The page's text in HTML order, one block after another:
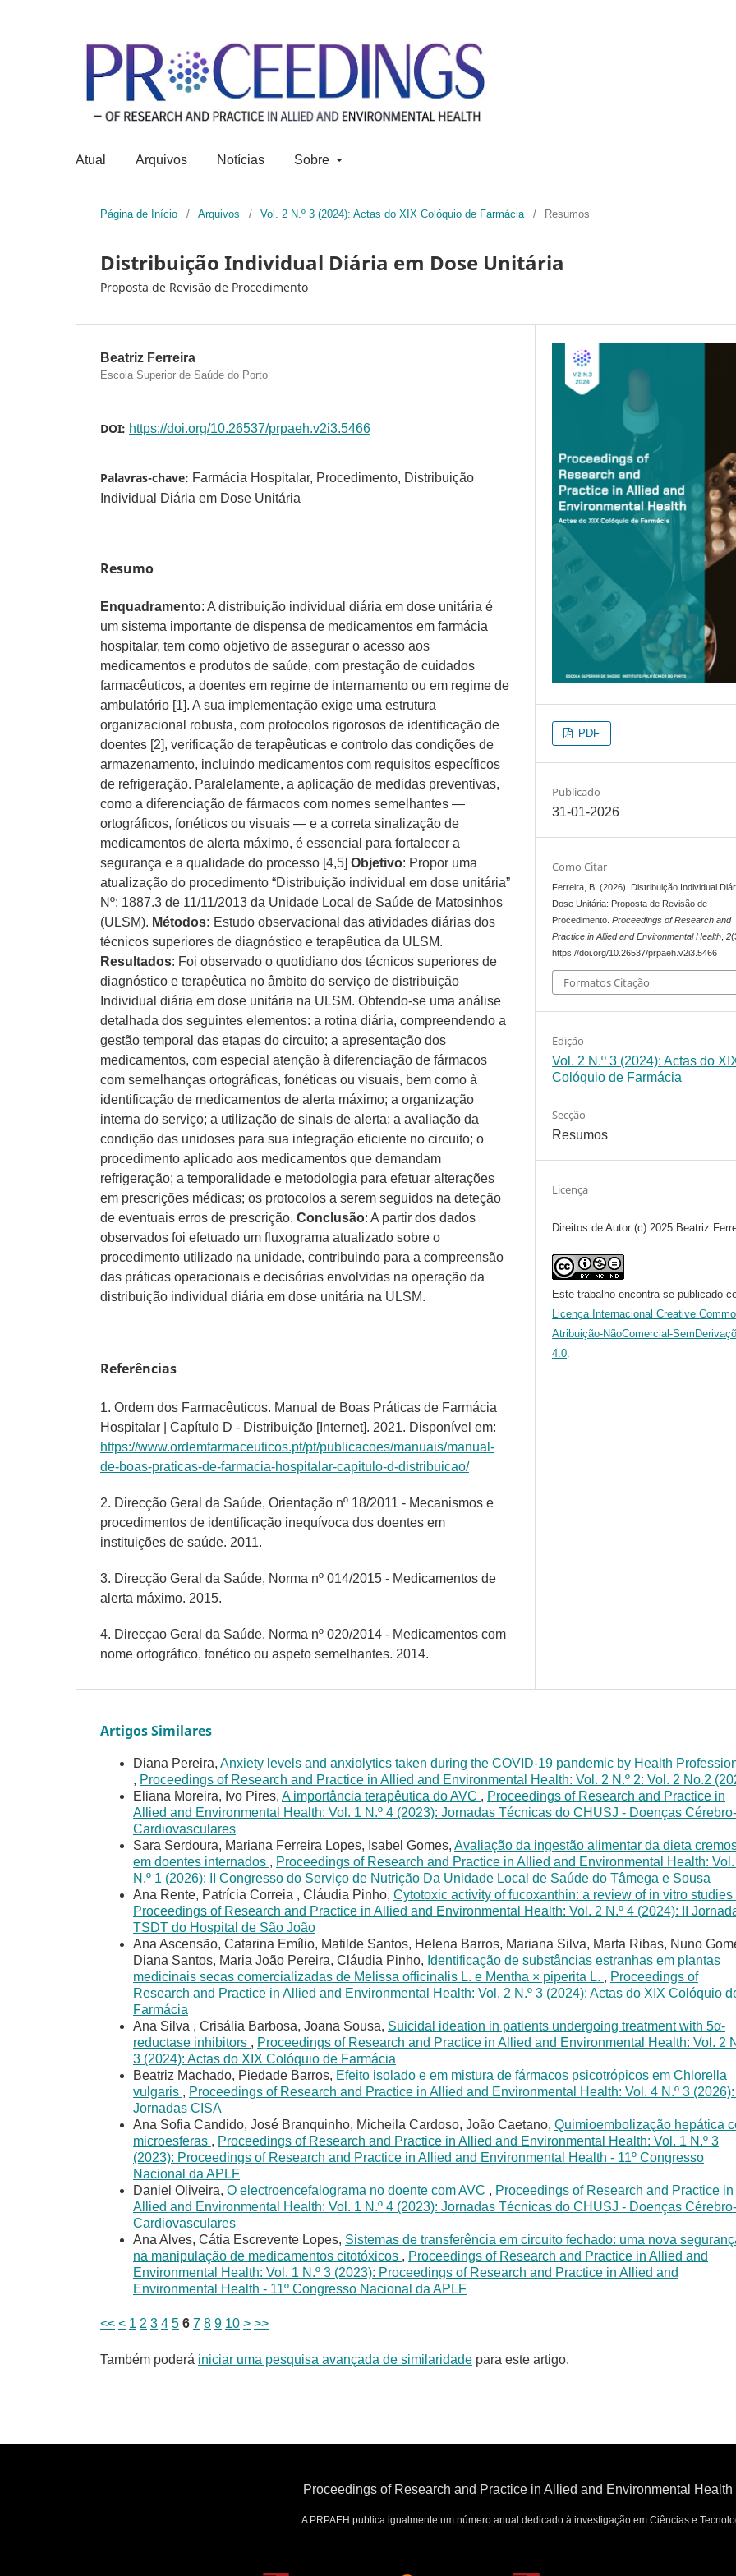
Atual Arquivos Notícias Sobre
Página de Início / Arquivos / Vol. 2 N.º 3 (2024): Actas do XIX Colóquio de Farmácia / Resumos
Distribuição Individual Diária em Dose Unitária
Proposta de Revisão de Procedimento
Beatriz Ferreira
Escola Superior de Saúde do Porto
DOI: https://doi.org/10.26537/prpaeh.v2i3.5466
Palavras-chave: Farmácia Hospitalar, Procedimento, Distribuição
Individual Diária em Dose Unitária
Resumo
Enquadramento: A distribuição individual diária em dose unitária é
um sistema importante de dispensa de medicamentos em farmácia
hospitalar, tem como objetivo de assegurar o acesso aos
medicamentos e produtos de saúde, com prestação de cuidados
farmacêuticos, a doentes em regime de internamento ou em regime de
ambulatório [1]. A sua implementação exige uma estrutura
organizacional robusta, com protocolos rigorosos de identificação de
doentes [2], verificação de terapêuticas e controlo das condições de
armazenamento, incluindo medicamentos com requisitos específicos
de refrigeração. Paralelamente, a aplicação de medidas preventivas,
como a diferenciação de fármacos com nomes semelhantes —
ortográficos, fonéticos ou visuais — e a correta sinalização de
medicamentos de alerta máximo, é essencial para fortalecer a
segurança e a qualidade do processo [4,5] Objetivo: Propor uma
atualização do procedimento “Distribuição individual em dose unitária”
Nº: 1887.3 de 11/11/2013 da Unidade Local de Saúde de Matosinhos
(ULSM). Métodos: Estudo observacional das atividades diárias dos
técnicos superiores de diagnóstico e terapêutica da ULSM.
Resultados: Foi observado o quotidiano dos técnicos superiores de
diagnóstico e terapêutica no âmbito do serviço de distribuição
Individual diária em dose unitária na ULSM. Obtendo-se uma análise
detalhada dos seguintes elementos: a rotina diária, compreendendo a
gestão temporal das etapas do circuito; a apresentação dos
medicamentos, com especial atenção à diferenciação de fármacos
com semelhanças ortográficas, fonéticas ou visuais, bem como à
identificação de medicamentos de alerta máximo; a organização
interna do serviço; a utilização de sinais de alerta; a avaliação da
condição das unidoses para sua integração eficiente no circuito; o
procedimento aplicado aos medicamentos que demandam
refrigeração; a temporalidade e metodologia para efetuar alterações
em prescrições médicas; os protocolos a serem seguidos na deteção
de eventuais erros de prescrição. Conclusão: A partir dos dados
observados foi efetuado um fluxograma atualizado sobre o
procedimento utilizado na unidade, contribuindo para a compreensão
das práticas operacionais e decisórias envolvidas na operação da
distribuição individual diária em dose unitária na ULSM.
Referências
1. Ordem dos Farmacêuticos. Manual de Boas Práticas de Farmácia
Hospitalar | Capítulo D - Distribuição [Internet]. 2021. Disponível em:
https://www.ordemfarmaceuticos.pt/pt/publicacoes/manuais/manual-
de-boas-praticas-de-farmacia-hospitalar-capitulo-d-distribuicao/
2. Direcção Geral da Saúde, Orientação nº 18/2011 - Mecanismos e
procedimentos de identificação inequívoca dos doentes em
instituições de saúde. 2011.
3. Direcção Geral da Saúde, Norma nº 014/2015 - Medicamentos de
alerta máximo. 2015.
4. Direcçao Geral da Saúde, Norma nº 020/2014 - Medicamentos com
nome ortográfico, fonético ou aspeto semelhantes. 2014.
PDF
Publicado
31-01-2026
Como Citar
Ferreira, B. (2026). Distribuição Individual
Dose Unitária: Proposta de Revisão de
Procedimento.Proceedings of Research and
Practice in Allied and Environmental Health ,2
https://doi.org/10.26537/prpaeh.v2i3.5466
Formatos Citação
Edição
Vol. 2 N.º 3 (2024): Actas do
Colóquio de Farmácia
Secção
Resumos
Licença
Direitos de Autor (c) 2025 Beatriz
Este trabalho encontra-se publicado
Licença Internacional Creative
Atribuição-NãoComercial-
4.0
Artigos Similares
Diana Pereira, Anxiety levels and anxiolytics taken during the COVID-19 pandemic by Health
, Proceedings of Research and Practice in Allied and Environmental Health: Vol. 2 N.º 2: Vol. 2 No.2
Eliana Moreira, Ivo Pires, A importância terapêutica do AVC , Proceedings of Research and Practice in
Allied and Environmental Health: Vol. 1 N.º 4 (2023): Jornadas Técnicas do CHUSJ - Doenças Cérebro-
Cardiovasculares
Sara Serdoura, Mariana Ferreira Lopes, Isabel Gomes, Avaliação da ingestão alimentar da dieta
em doentes internados , Proceedings of Research and Practice in Allied and Environmental Health:
N.º 1 (2026): II Congresso do Serviço de Nutrição Da Unidade Local de Saúde do Tâmega e Sousa
Ana Rente, Patrícia Correia , Cláudia Pinho, Cytotoxic activity of fucoxanthin: a review of in vitro studies
Proceedings of Research and Practice in Allied and Environmental Health: Vol. 2 N.º 4 (2024): II
TSDT do Hospital de São João
Ana Ascensão, Catarina Emílio, Matilde Santos, Helena Barros, Mariana Silva, Marta Ribas, Nuno
Diana Santos, Maria João Pereira, Cláudia Pinho, Identificação de substâncias estranhas em plantas
medicinais secas comercializadas de Melissa officinalis L. e Mentha × piperita L. , Proceedings of
Research and Practice in Allied and Environmental Health: Vol. 2 N.º 3 (2024): Actas do XIX Colóquio
Farmácia
Ana Silva , Crisália Barbosa, Joana Sousa, Suicidal ideation in patients undergoing treatment with 5α-
reductase inhibitors , Proceedings of Research and Practice in Allied and Environmental Health: Vol. 2
3 (2024): Actas do XIX Colóquio de Farmácia
Beatriz Machado, Piedade Barros, Efeito isolado e em mistura de fármacos psicotrópicos em Chlorella
vulgaris , Proceedings of Research and Practice in Allied and Environmental Health: Vol. 4 N.º 3 (2026):
Jornadas CISA
Ana Sofia Candido, José Branquinho, Micheila Cardoso, João Caetano, Quimioembolização hepática
microesferas , Proceedings of Research and Practice in Allied and Environmental Health: Vol. 1 N.º 3
(2023): Proceedings of Research and Practice in Allied and Environmental Health - 11º Congresso
Nacional da APLF
Daniel Oliveira, O electroencefalograma no doente com AVC , Proceedings of Research and Practice in
Allied and Environmental Health: Vol. 1 N.º 4 (2023): Jornadas Técnicas do CHUSJ - Doenças Cérebro-
Cardiovasculares
Ana Alves, Cátia Escrevente Lopes, Sistemas de transferência em circuito fechado: uma nova
na manipulação de medicamentos citotóxicos , Proceedings of Research and Practice in Allied and
Environmental Health: Vol. 1 N.º 3 (2023): Proceedings of Research and Practice in Allied and
Environmental Health - 11º Congresso Nacional da APLF
<< < 1 2 3 4 5 6 7 8 9 10 > >>
Também poderá iniciar uma pesquisa avançada de similaridade para este artigo.
Proceedings of Research and Practice in Allied and Environmental Health
A PRPAEH publica igualmente um número anual dedicado à investigação em Ciências e